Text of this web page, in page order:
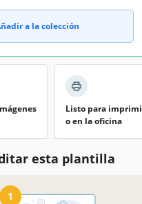
a la colección
Listo para
o en la oficina
esta plantilla
1